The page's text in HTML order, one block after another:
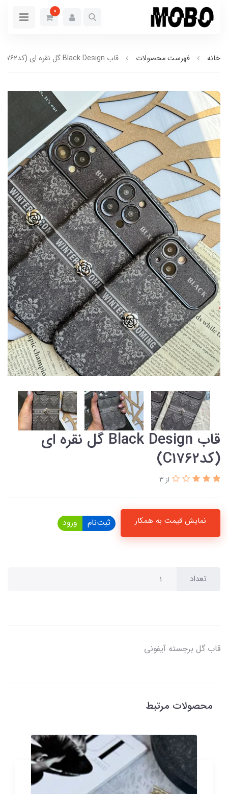
0
خانه فهرست محصولات قاب Black Design گل نقره ای (کدC1762)
قاب Black Design گل نقره ای
(کدC1762)
از 3
نمایش قیمت به همکار ثبت‌نام ورود
تعداد
قاب گل برجسته آیفونی
محصولات مرتبط